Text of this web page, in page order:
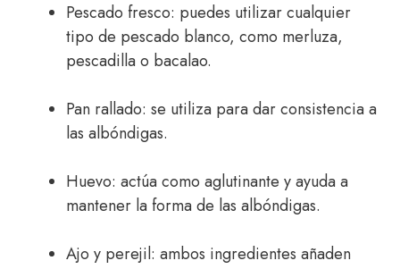
Pescado fresco: puedes utilizar cualquier
tipo de pescado blanco, como merluza,
pescadilla o bacalao.
Pan rallado: se utiliza para dar consistencia a
las albóndigas.
Huevo: actúa como aglutinante y ayuda a
mantener la forma de las albóndigas.
Ajo y perejil: ambos ingredientes añaden